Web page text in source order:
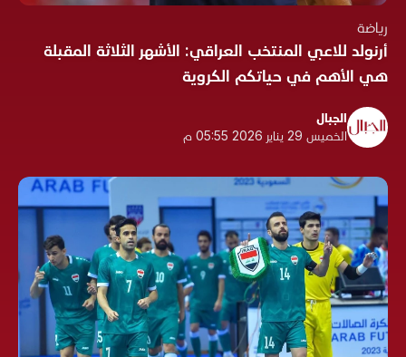
رياضة
أرنولد للاعبي المنتخب العراقي: الأشهر الثلاثة المقبلة
هي الأهم في حياتكم الكروية
الجبال
الخميس 29 يناير 2026 05:55 م